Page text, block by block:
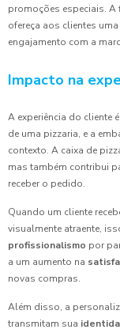
promoções especiais.
ofereça aos clientes
engajamento com a
Impacto na
A experiência do cliente
de uma pizzaria, e a
contexto. A caixa de
mas também contribui
receber o pedido.
Quando um cliente
visualmente atraente,
profissionalismo por
a um aumento na
novas compras.
Além disso, a
transmitam sua